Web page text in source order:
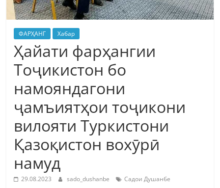
ФАРҲАНГ Хабар
Ҳайати фарҳангии
Тоҷикистон бо
намояндагони
ҷамъиятҳои тоҷикони
вилояти Туркистони
Қазоқистон вохӯрӣ
намуд
29.08.2023 sado_dushanbe Садои Душанбе